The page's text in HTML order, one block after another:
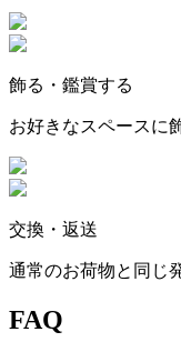
飾る・鑑賞する
お好きなスペースに
交換・返送
通常のお荷物と同じ
FAQ